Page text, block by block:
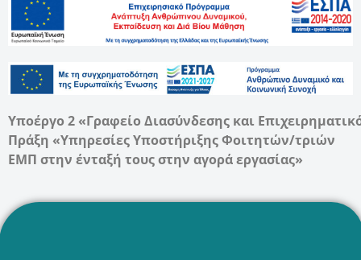
Υποέργο 2 «Γραφείο Διασύνδεσης και
Πράξη «Υπηρεσίες Υποστήριξης Φοιτητών/τριών
ΕΜΠ στην ένταξή τους στην αγορά εργασίας»